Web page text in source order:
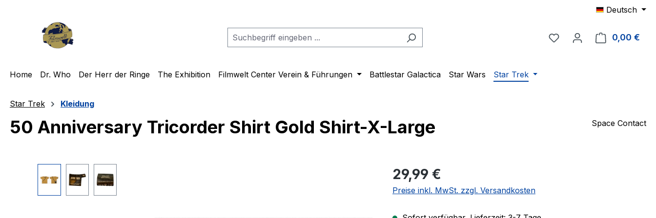
Deutsch
Du hast 0 Produkte auf
0,00 €
Home Dr. Who Der Herr der Ringe The Exhibition Filmwelt Center Verein & Führungen Battlestar Galactica Star Wars Star Trek
Star Trek Kleidung
50 Anniversary Tricorder Shirt Gold Shirt-X-Large Space Contact
Regulärer Preis:
29,99 €
Preise inkl. MwSt. zzgl. Versandkosten